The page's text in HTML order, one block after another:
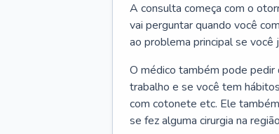
A consulta começa com o
vai perguntar quando você
ao problema principal se
O médico também pode
trabalho e se você tem
com cotonete etc. Ele
se fez alguma cirurgia na